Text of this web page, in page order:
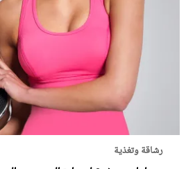
رشاقة وتغذية